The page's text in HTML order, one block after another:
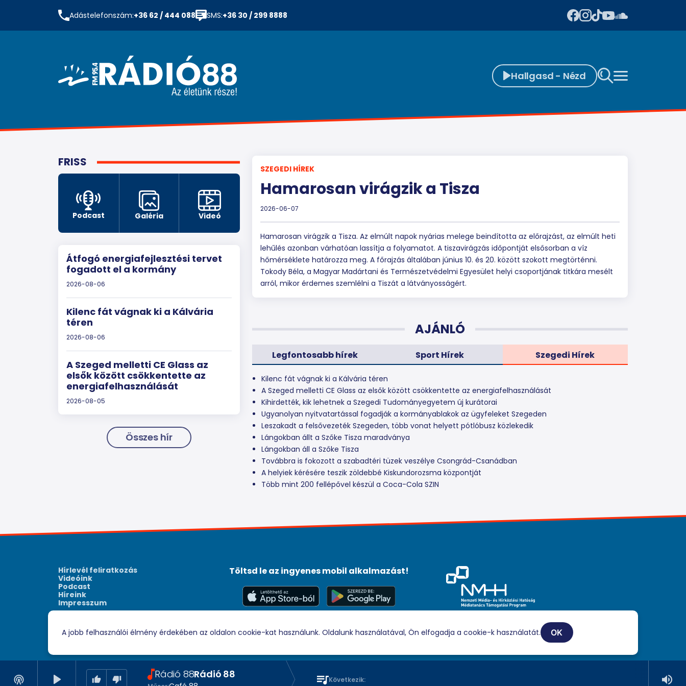
Adástelefonszám:+36 62 / 444 088 SMS:+36 30 / 299 8888
Hallgasd - Nézd
FRISS
Podcast Galéria Videó
Átfogó energiafejlesztési tervet
fogadott el a kormány
2026-08-06
Kilenc fát vágnak ki a Kálvária
téren
2026-08-06
A Szeged melletti CE Glass az
elsők között csökkentette az
energiafelhasználását
2026-08-05
Összes hír
SZEGEDI HÍREK
Hamarosan virágzik a Tisza
2026-06-07
Hamarosan virágzik a Tisza. Az elmúlt napok nyárias melege beindította az előrajzást, az elmúlt heti
lehűlés azonban várhatóan lassítja a folyamatot. A tiszavirágzás időpontját elsősorban a víz
hőmérséklete határozza meg. A főrajzás általában június 10. és 20. között szokott megtörténni.
Tokody Béla, a Magyar Madártani és Természetvédelmi Egyesület helyi csoportjának titkára mesélt
arról, mikor érdemes szemlélni a Tiszát a látványosságért.
AJÁNLÓ
Legfontosabb hírek Sport Hírek Szegedi Hírek
Kilenc fát vágnak ki a Kálvária téren
A Szeged melletti CE Glass az elsők között csökkentette az energiafelhasználását
Kihirdették, kik lehetnek a Szegedi Tudományegyetem új kurátorai
Ugyanolyan nyitvatartással fogadják a kormányablakok az ügyfeleket Szegeden
Leszakadt a felsővezeték Szegeden, több vonat helyett pótlóbusz közlekedik
Lángokban állt a Szőke Tisza maradványa
Lángokban áll a Szőke Tisza
Továbbra is fokozott a szabadtéri tüzek veszélye Csongrád-Csanádban
A helyiek kérésére teszik zöldebbé Kiskundorozsma központját
Több mint 200 fellépővel készül a Coca-Cola SZIN
Hírlevél feliratkozás
Videóink
Podcast
Híreink
Impresszum
Töltsd le az ingyenes mobil alkalmazást!
Támogatási Program keretében támogatja.
Rádió 88Rádió 88 Rádió 88Rádió 88
Következik:
A jobb felhasználói élmény érdekében az oldalon cookie-kat használunk. Oldalunk használatával, Ön elfogadja a cookie-k használatát. OK